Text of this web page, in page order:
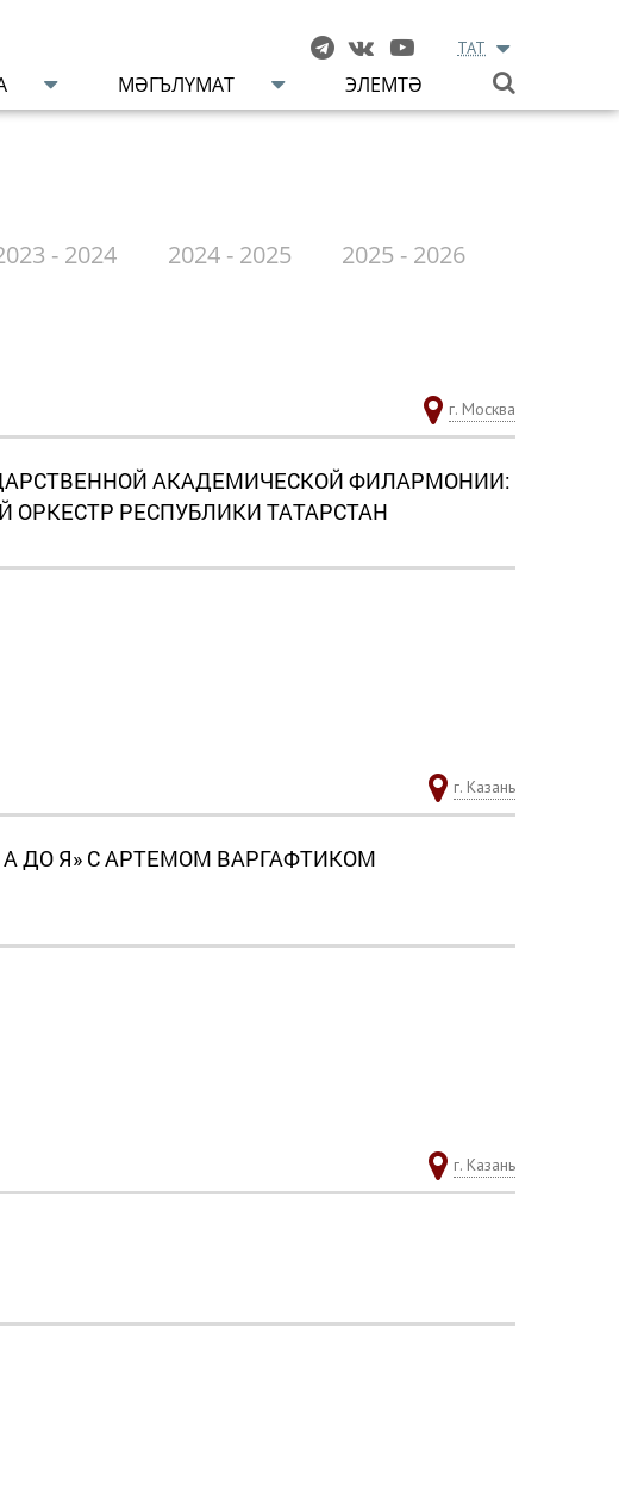
TAT
МӘГЪЛҮМАТ ЭЛЕМТӘ
- 2024 2024 - 2025 2025 - 2026
г. Москва
АКАДЕМИЧЕСКОЙ ФИЛАРМОНИИ:
РЕСПУБЛИКИ ТАТАРСТАН
г. Казань
ДО Я» С АРТЕМОМ ВАРГАФТИКОМ
г. Казань